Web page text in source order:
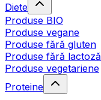
Diete
Produse BIO
Produse vegane
Produse fără gluten
Produse fără lactoză
Produse vegetariene
Proteine